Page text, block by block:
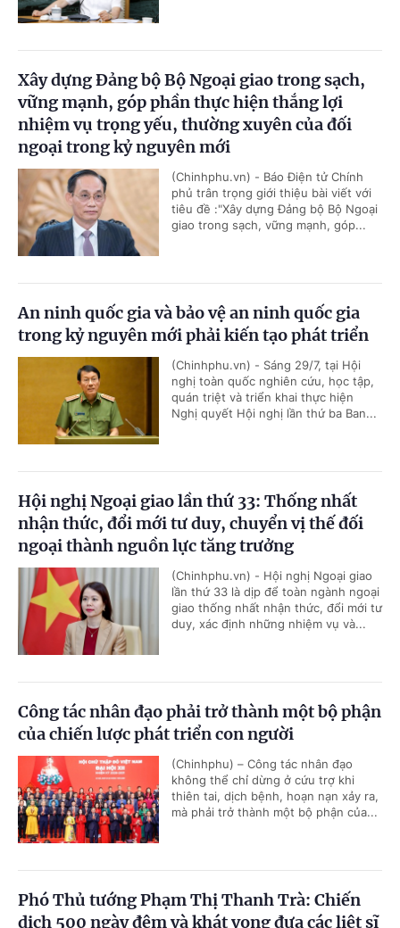
Xây dựng Đảng bộ Bộ Ngoại giao trong sạch,
vững mạnh, góp phần thực hiện thắng lợi
nhiệm vụ trọng yếu, thường xuyên của đối
ngoại trong kỷ nguyên mới
(Chinhphu.vn) - Báo Điện tử Chính
phủ trân trọng giới thiệu bài viết với
tiêu đề :"Xây dựng Đảng bộ Bộ Ngoại
giao trong sạch, vững mạnh, góp...
An ninh quốc gia và bảo vệ an ninh quốc gia
trong kỷ nguyên mới phải kiến tạo phát triển
(Chinhphu.vn) - Sáng 29/7, tại Hội
nghị toàn quốc nghiên cứu, học tập,
quán triệt và triển khai thực hiện
Nghị quyết Hội nghị lần thứ ba Ban...
Hội nghị Ngoại giao lần thứ 33: Thống nhất
nhận thức, đổi mới tư duy, chuyển vị thế đối
ngoại thành nguồn lực tăng trưởng
(Chinhphu.vn) - Hội nghị Ngoại giao
lần thứ 33 là dịp để toàn ngành ngoại
giao thống nhất nhận thức, đổi mới tư
duy, xác định những nhiệm vụ và...
Công tác nhân đạo phải trở thành một bộ phận
của chiến lược phát triển con người
(Chinhphu) – Công tác nhân đạo
không thể chỉ dừng ở cứu trợ khi
thiên tai, dịch bệnh, hoạn nạn xảy ra,
mà phải trở thành một bộ phận của...
Phó Thủ tướng Phạm Thị Thanh Trà: Chiến
dịch 500 ngày đêm và khát vọng đưa các liệt sĩ